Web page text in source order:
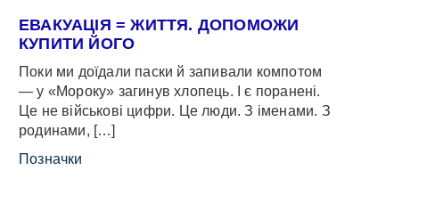
ЕВАКУАЦІЯ = ЖИТТЯ. ДОПОМОЖИ
КУПИТИ ЙОГО
Поки ми доїдали паски й запивали компотом
— у «Мороку» загинув хлопець. І є поранені.
Це не військові цифри. Це люди. З іменами. З
родинами, […]
Позначки